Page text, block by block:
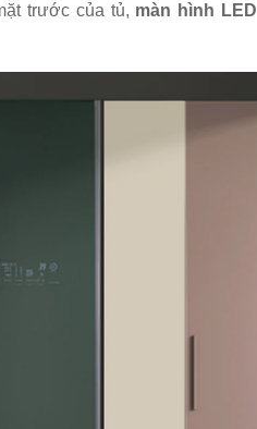
trước của tủ, màn hình LED